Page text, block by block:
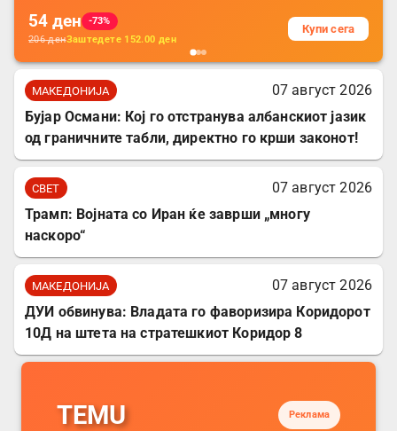
54 ден
-73%
206денЗаштедете 152.00 ден
Купи сега
МАКЕДОНИЈА
07 август 2026
Бујар Османи: Кој го отстранува албанскиот јазик
од граничните табли, директно го крши законот!
СВЕТ
07 август 2026
Трамп: Војната со Иран ќе заврши „многу
наскоро“
МАКЕДОНИЈА
07 август 2026
ДУИ обвинува: Владата го фаворизира Коридорот
10Д на штета на стратешкиот Коридор 8
TEMU Реклама